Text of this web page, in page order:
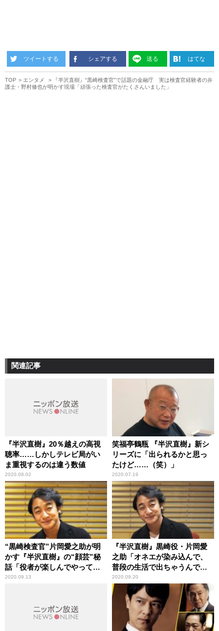
ツイートする シェアする 送る はてな
TOP エンタメ
『半沢直樹』“黒崎検査官”で話題の金融庁 実は検査官経験者の弁
護士・野村修也が明かす現場「頑張った検査官がたくさんいました」
関連記事
『半沢直樹』20％越えの高視
聴率……しかしテレビ局がい
ま重視するのは違う数値
2020.08.02
笑福亭鶴瓶 『半沢直樹』新シ
リーズに「出られるかと思っ
たけど……（笑）」
2020.07.19
“黒崎検査官”片岡愛之助が明
かす『半沢直樹』の“顔芸”秘
話「役者が楽しんでやってる
部分もありますね」
2020.09.13
『半沢直樹』黒崎役・片岡愛
之助「オネエが染み込んで、
普段の生活で出ちゃうんで
す」
2020.09.20